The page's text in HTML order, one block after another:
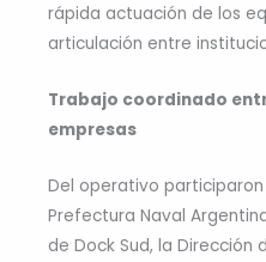
rápida actuación de los
articulación entre
Trabajo coordinado
empresas
Del operativo participaron
Prefectura Naval
de Dock Sud, la Dirección